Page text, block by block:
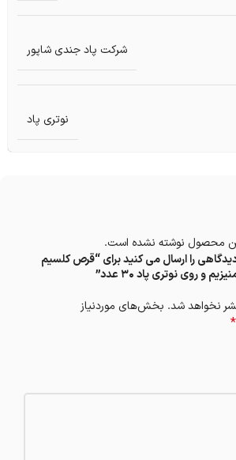
شرکت پاد جندی شاپور
نوتری پاد
محصول نوشته نشده است.
را ارسال می کنید برای “قرص کلسیم
و روی نوتری پاد 30 عدد”
نخواهد شد. بخش‌های موردنیاز
*